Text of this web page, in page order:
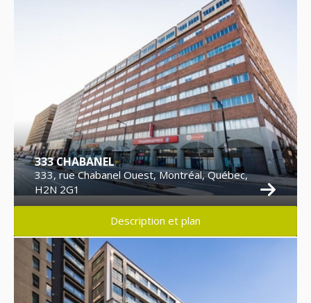
333 CHABANEL
333, rue Chabanel Ouest, Montréal, Québec,
H2N 2G1
Description et plan